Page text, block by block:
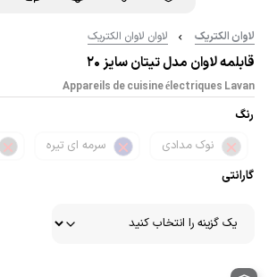
لاوان الکتریک لاوان لاوان الکتریک
قابلمه لاوان مدل تیتان سایز 20
Appareils de cuisine électriques Lavan
رنگ
نوک مدادی
سرمه ای تیره
گارانتی